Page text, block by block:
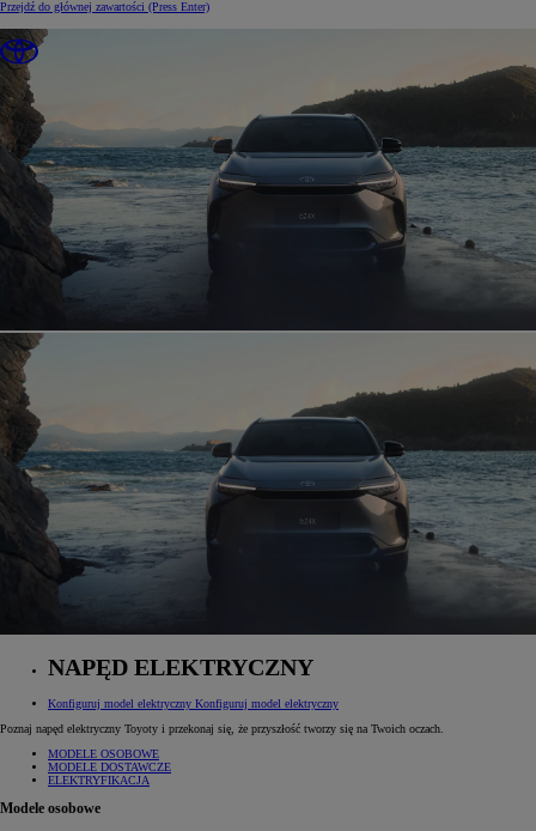
Przejdź do głównej zawartości (Press Enter)
NAPĘD ELEKTRYCZNY
Konfiguruj model elektryczny Konfiguruj model elektryczny
Poznaj napęd elektryczny Toyoty i przekonaj się, że przyszłość tworzy się na Twoich oczach.
MODELE OSOBOWE
MODELE DOSTAWCZE
ELEKTRYFIKACJA
Modele osobowe